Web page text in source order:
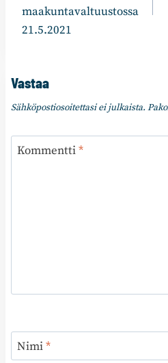
maakuntavaltuustossa
21.5.2021
Vastaa
Sähköpostiosoitettasi ei julkaista.
Kommentti*
Nimi*